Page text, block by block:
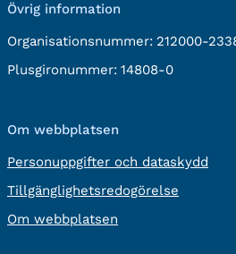
Övrig information
Organisationsnummer: 212000-
Plusgironummer: 14808-0
Om webbplatsen
Personuppgifter och dataskydd
Tillgänglighetsredogörelse
Om webbplatsen